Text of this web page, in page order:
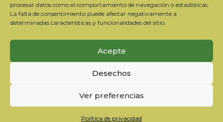
procesar datos como el comportamiento de navegación o estadísticas.
La falta de consentimiento puede afectar negativamente a
determinadas características y funcionalidades del sitio.
Acepte
Desechos
Ver preferencias
Política de privacidad
TwitterLinkedIn
Youtube
Suscríbase a nuestro boletín
Nuestros socios
Contactar con el equipo
Información jurídica
Política de privacidad